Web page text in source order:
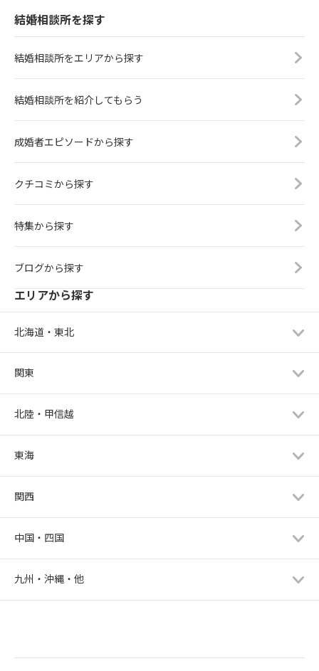
結婚相談所を探す
結婚相談所をエリアから探す
結婚相談所を紹介してもらう
成婚者エピソードから探す
クチコミから探す
特集から探す
ブログから探す
エリアから探す
北海道・東北
関東
北陸・甲信越
東海
関西
中国・四国
九州・沖縄・他